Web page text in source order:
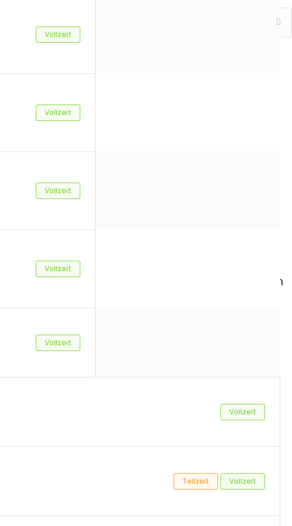
Zeige nur Remote-Stellen an
Vollzeit
Vollzeit
Vollzeit
Vollzeit
Vollzeit
Vollzeit
Teilzeit Vollzeit